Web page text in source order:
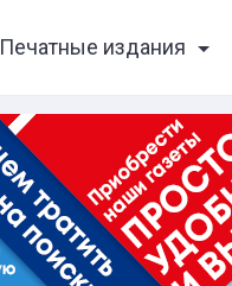
Печатные издания